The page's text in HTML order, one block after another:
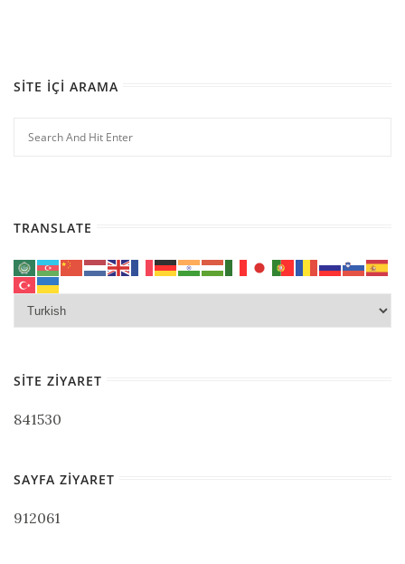
SITE İÇI ARAMA
TRANSLATE
SITE ZIYARET
841530
SAYFA ZIYARET
912061